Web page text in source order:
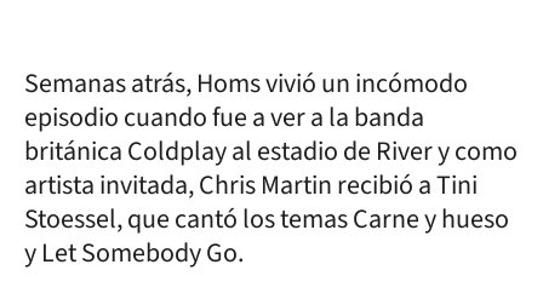
Semanas atrás, Homs vivió un incómodo
episodio cuando fue a ver a la banda
británica Coldplay al estadio de River y como
artista invitada, Chris Martin recibió a Tini
Stoessel, que cantó los temas Carne y hueso
y Let Somebody Go.